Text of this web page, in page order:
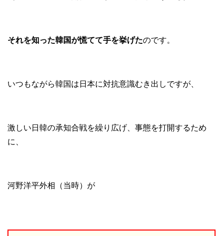
それを知った韓国が慌てて手を挙げたのです。
いつもながら韓国は日本に対抗意識むき出しですが、
激しい日韓の承知合戦を繰り広げ、事態を打開するため
に、
河野洋平外相（当時）が